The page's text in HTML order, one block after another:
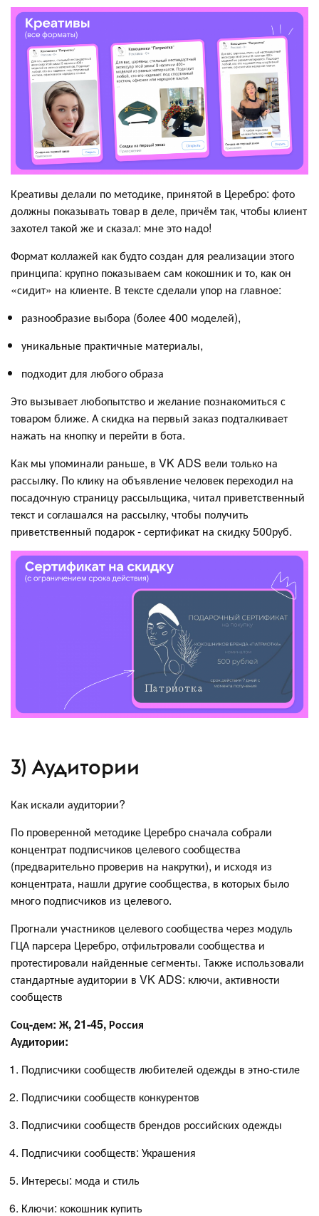
Креативы делали по методике, принятой в Церебро: фото
должны показывать товар в деле, причём так, чтобы клиент
захотел такой же и сказал: мне это надо!
Формат коллажей как будто создан для реализации этого
принципа: крупно показываем сам кокошник и то, как он
«сидит» на клиенте. В тексте сделали упор на главное:
разнообразие выбора (более 400 моделей),
уникальные практичные материалы,
подходит для любого образа
Это вызывает любопытство и желание познакомиться с
товаром ближе. А скидка на первый заказ подталкивает
нажать на кнопку и перейти в бота.
Как мы упоминали раньше, в VK ADS вели только на
рассылку. По клику на объявление человек переходил на
посадочную страницу рассыльщика, читал приветственный
текст и соглашался на рассылку, чтобы получить
приветственный подарок - сертификат на скидку 500руб.
3) Аудитории
Как искали аудитории?
По проверенной методике Церебро сначала собрали
концентрат подписчиков целевого сообщества
(предварительно проверив на накрутки), и исходя из
концентрата, нашли другие сообщества, в которых было
много подписчиков из целевого.
Прогнали участников целевого сообщества через модуль
ГЦА парсера Церебро, отфильтровали сообщества и
протестировали найденные сегменты. Также использовали
стандартные аудитории в VK ADS: ключи, активности
сообществ
Соц-дем: Ж, 21-45, Россия
Аудитории:
Подписчики сообществ любителей одежды в этно-стиле
Подписчики сообществ конкурентов
Подписчики сообществ брендов российских одежды
Подписчики сообществ: Украшения
Интересы: мода и стиль
Ключи: кокошник купить